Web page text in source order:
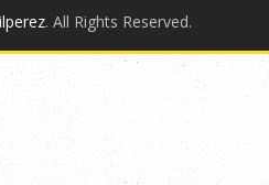
. All Rights Reserved.